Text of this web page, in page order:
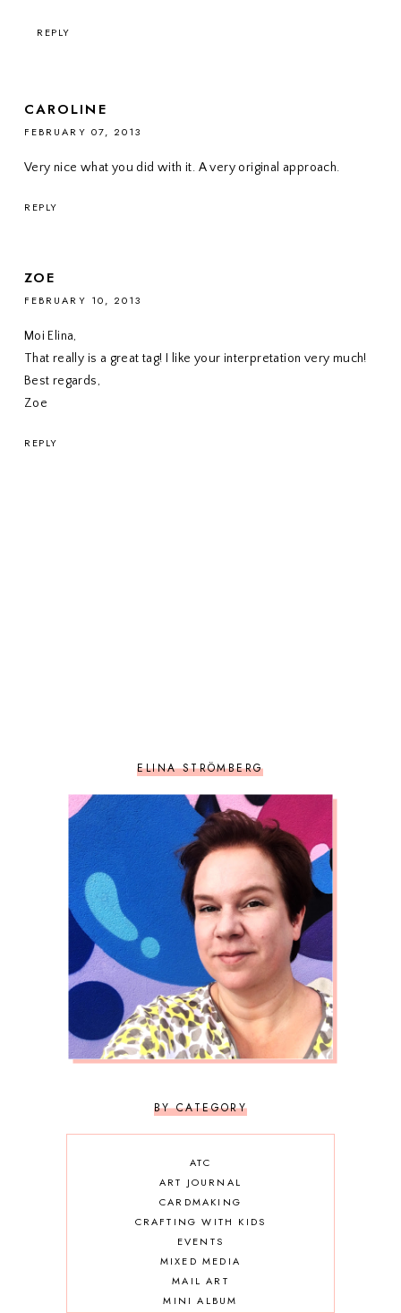
REPLY
CAROLINE
FEBRUARY 07, 2013
Very nice what you did with it. A very original approach.
REPLY
ZOE
FEBRUARY 10, 2013
Moi Elina,
That really is a great tag! I like your interpretation very much!
Best regards,
Zoe
REPLY
ELINA STRÖMBERG
BY CATEGORY
ATC
ART JOURNAL
CARDMAKING
CRAFTING WITH KIDS
EVENTS
MIXED MEDIA
MAIL ART
MINI ALBUM